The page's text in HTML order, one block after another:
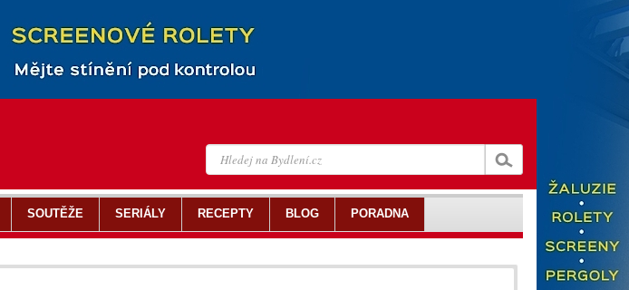
SOUTĚŽE SERIÁLY RECEPTY BLOG PORADNA